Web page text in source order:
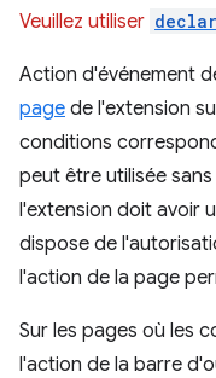
Veuillez utiliser
Action d'événement
page de l'extension
conditions
peut être utilisée sans
l'extension doit avoir
dispose de
l'action de la page
Sur les pages où les
l'action de la barre